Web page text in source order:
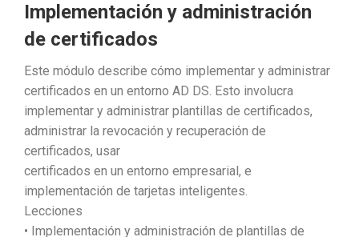
Implementación y administración
de certificados
Este módulo describe cómo implementar y administrar
certificados en un entorno AD DS. Esto involucra
implementar y administrar plantillas de certificados,
administrar la revocación y recuperación de
certificados, usar
certificados en un entorno empresarial, e
implementación de tarjetas inteligentes.
Lecciones
• Implementación y administración de plantillas de